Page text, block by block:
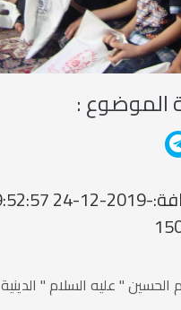
الموضوع :
الحسين " عليه السلام " الدينية